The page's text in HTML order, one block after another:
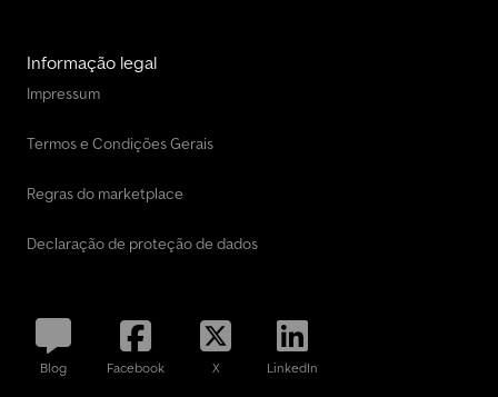
Informação legal
Impressum
Termos e Condições Gerais
Regras do marketplace
Declaração de proteção de dados
Blog Facebook X LinkedIn